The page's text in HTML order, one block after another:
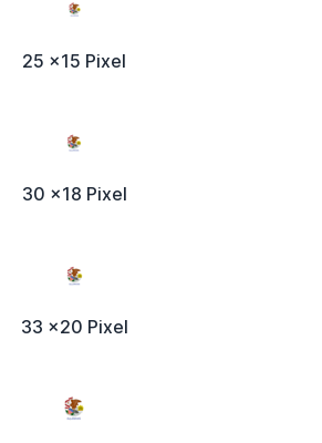
25 x15 Pixel
30 x18 Pixel
33 x20 Pixel